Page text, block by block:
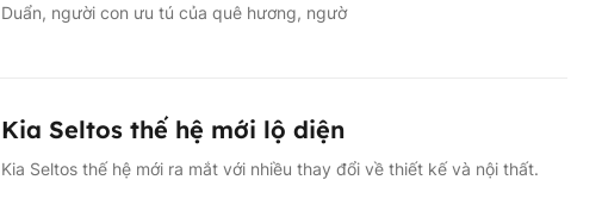
Duẩn, người con ưu tú của quê hương, ngườ
Kia Seltos thế hệ mới lộ diện
Kia Seltos thế hệ mới ra mắt với nhiều thay đổi về thiết kế và nội thất.